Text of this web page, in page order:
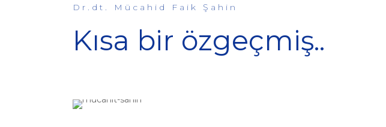
Dr.dt. Mücahid Faik Şahin
Kısa bir özgeçmiş..